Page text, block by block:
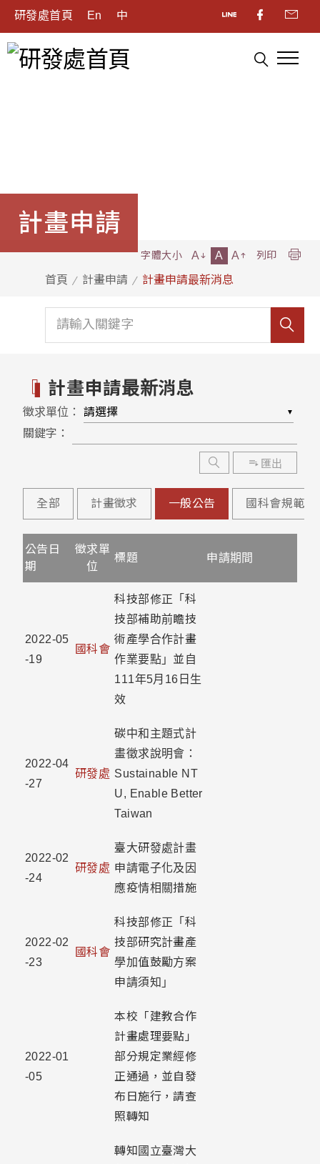
研發處首頁 En 中
計畫申請
首頁 計畫申請 計畫申請最新消息
字體大小 A A A 列印
徵求單位： ▼
關鍵字：
匯出
計畫申請最新消息
全部 計畫徵求 一般公告 國科會規範
公告日
期
徵求單
位
標題 申請期間
2022-05
-19
國科會
科技部修正「科
技部補助前瞻技
術產學合作計畫
作業要點」並自
111年5月16日生
效
2022-04
-27
研發處
碳中和主題式計
畫徵求說明會：
Sustainable NT
U, Enable Better
Taiwan
2022-02
-24
研發處
臺大研發處計畫
申請電子化及因
應疫情相關措施
2022-02
-23
國科會
科技部修正「科
技部研究計畫產
學加值鼓勵方案
申請須知」
2022-01
-05
本校「建教合作
計畫處理要點」
部分規定業經修
正通過，並自發
布日施行，請查
照轉知
轉知國立臺灣大